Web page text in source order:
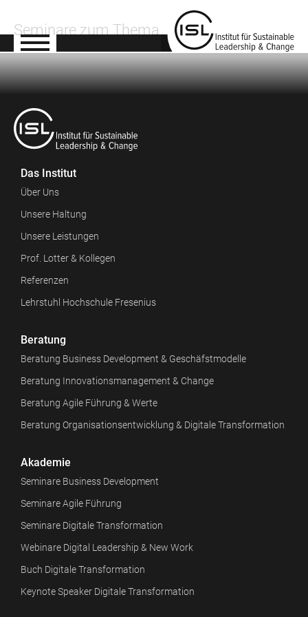
Seminare zum Thema
Das Institut
Über Uns
Unsere Haltung
Unsere Leistungen
Prof. Lotter & Kollegen
Referenzen
Lehrstuhl Hochschule Fresenius
Beratung
Beratung Business Development & Geschäfstmodelle
Beratung Innovationsmanagement & Change
Beratung Agile Führung & Werte
Beratung Organisationsentwicklung & Digitale Transformation
Akademie
Seminare Business Development
Seminare Agile Führung
Seminare Digitale Transformation
Webinare Digital Leadership & New Work
Buch Digitale Transformation
Keynote Speaker Digitale Transformation